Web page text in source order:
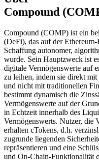
Compound
Compound (COMP) ist ein
(DeFi), das auf der
Schaffung autonomer,
wurde. Sein Hauptzweck ist
digitale Vermögenswerte auf
zu leihen, indem sie direkt
und nicht mit traditionellen
bestimmt dynamisch die
Vermögenswerte auf der
in Echtzeit innerhalb des
Vermögenswerts. Nutzer, die
erhalten cTokens, d.h.
zugrunde liegenden
repräsentieren und eine
und On-Chain-Funktionalität